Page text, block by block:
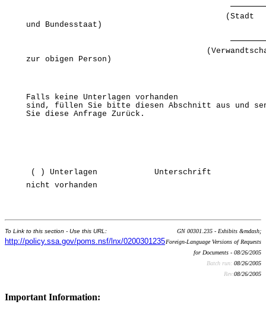
(Stadt
und Bundesstaat)
zur obigen Person)
Falls keine Unterlagen vorhanden
sind, füllen Sie bitte diesen Abschnitt aus und
Sie diese Anfrage Zurück.
( ) Unterlagen            Unterschrift
nicht vorhanden
To Link to this section - Use this URL:
http://policy.ssa.gov/poms.nsf/lnx/0200301235
GN 00301.235 - Exhibits &mdash;
Foreign-Language Versions of Requests
for Documents - 08/26/2005
Batch run: 08/26/2005
Rev:08/26/2005
Important Information: